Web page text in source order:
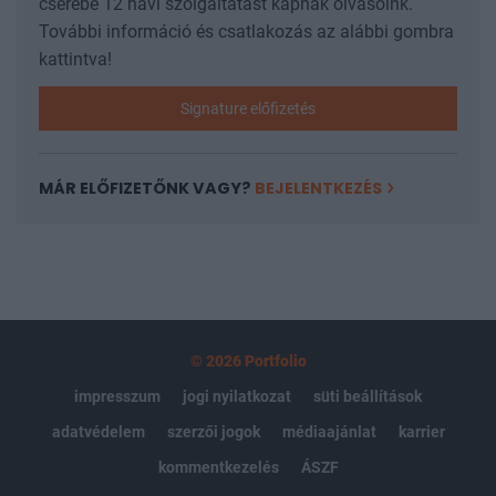
További információ és csatlakozás az alábbi gombra
kattintva!
Signature előfizetés
MÁR ELŐFIZETŐNK VAGY? BEJELENTKEZÉS
© 2026 Portfolio
impresszum
jogi nyilatkozat
süti beállítások
adatvédelem
szerzői jogok médiaajánlat
karrier
kommentkezelés
ÁSZF